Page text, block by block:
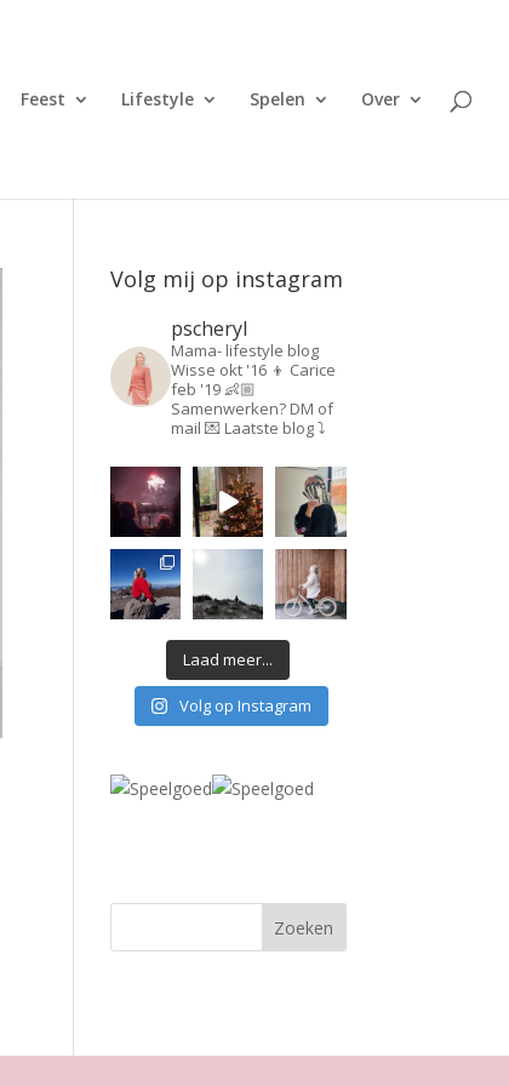
Feest Lifestyle Spelen Over
Volg mij op instagram
pscheryl
Mama- lifestyle blog
Wisse okt '16 👦 Carice
feb '19 👶🏼
Samenwerken? DM of
mail 💌 Laatste blog ⤵️
Laad meer...
Volg op Instagram